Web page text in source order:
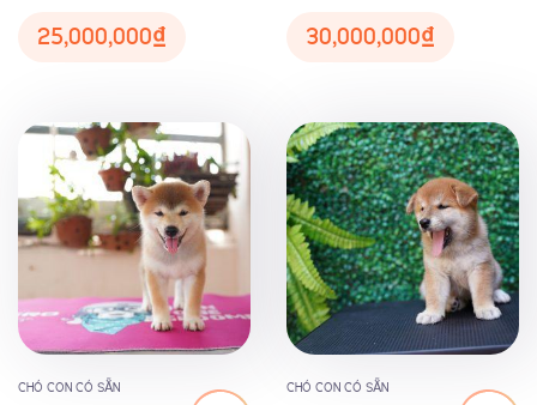
Giới thiệu về chó Shiba Inu
Dịch vụ phối giống
25,000,000₫ 30,000,000₫
CHÓ CON CÓ SẴN CHÓ CON CÓ SẴN